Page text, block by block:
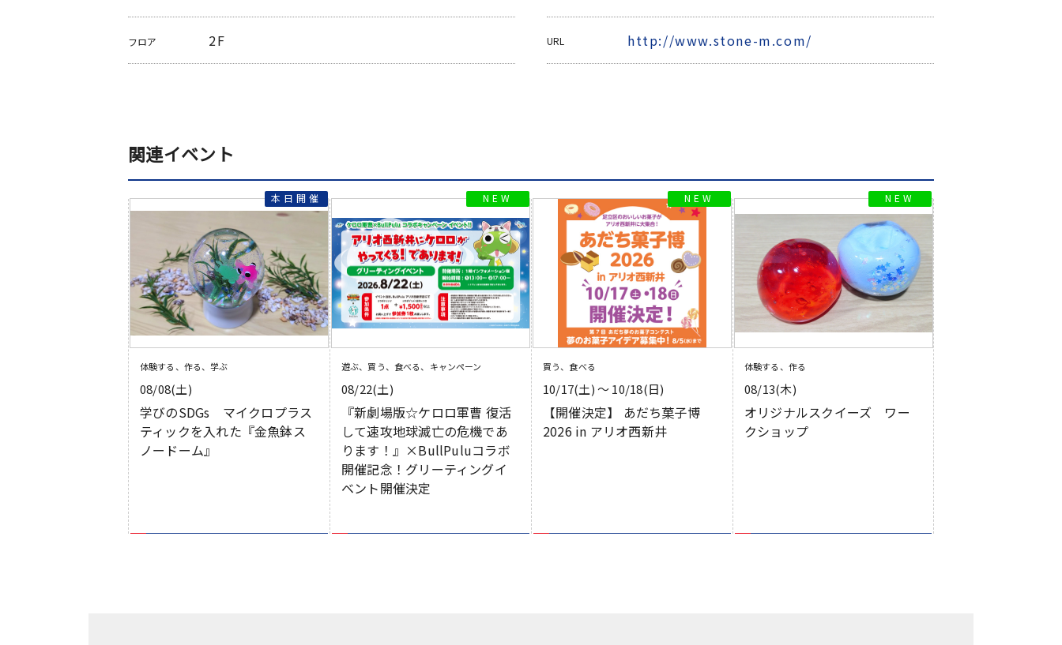
フロア 2F URL http://www.stone-m.com/
関連イベント
体験する、作る、学ぶ
08/08(土)
学びのSDGs マイクロプラス
ティックを入れた『金魚鉢ス
ノードーム』
遊ぶ、買う、食べる、キャンペーン
08/22(土)
『新劇場版☆ケロロ軍曹 復活
して速攻地球滅亡の危機であ
ります！』×BullPuluコラボ
開催記念！グリーティングイ
ベント開催決定
買う、食べる
10/17(土) 〜 10/18(日)
【開催決定】 あだち菓子博
2026 in アリオ西新井
体験する、作る
08/13(木)
オリジナルスクイーズ ワー
クショップ